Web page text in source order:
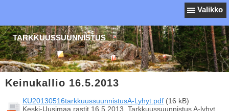
Valikko
TARKKUUSSUUNNISTUS
Keinukallio 16.5.2013
KU20130516tarkkuussuunnistusA-Lyhyt.pdf (16 kB)
Keski-Uusimaa rastit 16.5.2013, Tarkkuussuunnistus A-lyhyt,